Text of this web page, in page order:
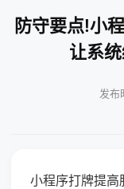
防守要点!小
让系
发布
小程序打牌提高